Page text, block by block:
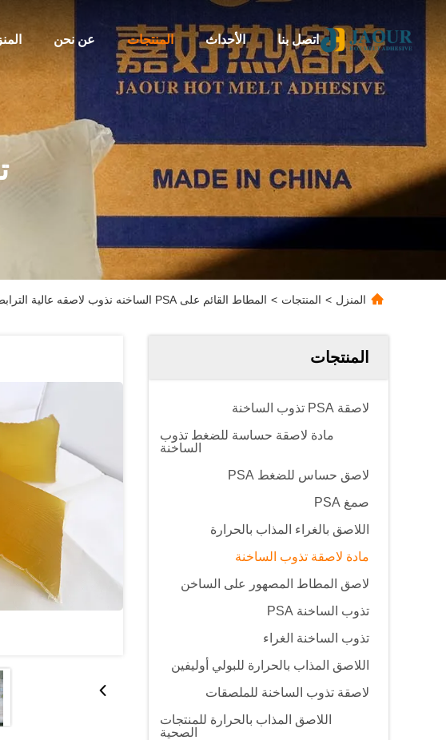
عن نحن المنتجات الأحداث اتصل بنا
المنزل > المنتجات > المطاط القائم على PSA الساخنه نذوب لاصقه عالية الترابط قوة 16 طن / حاوية
المنتجات
لاصقة PSA تذوب الساخنة
مادة لاصقة حساسة للضغط تذوب
الساخنة
لاصق حساس للضغط PSA
صمغ PSA
اللاصق بالغراء المذاب بالحرارة
مادة لاصقة تذوب الساخنة
لاصق المطاط المصهور على الساخن
تذوب الساخنة PSA
تذوب الساخنة الغراء
اللاصق المذاب بالحرارة للبولي أوليفين
لاصقة تذوب الساخنة للملصقات
اللاصق المذاب بالحرارة للمنتجات
الصحية